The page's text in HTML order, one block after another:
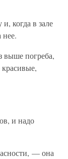
когда в зале
нее.
погреба,
и надо
— она